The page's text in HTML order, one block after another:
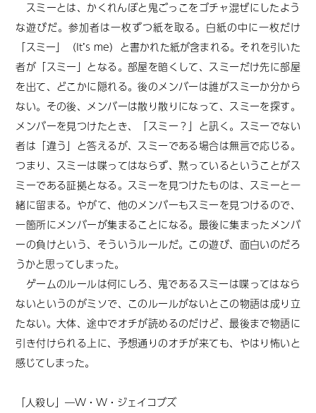
スミーとは、かくれんぼと鬼ごっこをゴチャ混ぜにしたよう
な遊びだ。参加者は一枚ずつ紙を取る。白紙の中に一枚だけ
「スミー」（It’s me）と書かれた紙が含まれる。それを引いた
者が「スミー」となる。部屋を暗くして、スミーだけ先に部屋
を出て、どこかに隠れる。後のメンバーは誰がスミーか分から
ない。その後、メンバーは散り散りになって、スミーを探す。
メンバーを見つけたとき、「スミー？」と訊く。スミーでない
者は「違う」と答えるが、スミーである場合は無言で応じる。
つまり、スミーは喋ってはならず、黙っているということがス
ミーである証拠となる。スミーを見つけたものは、スミーと一
緒に留まる。やがて、他のメンバーもスミーを見つけるので、
一箇所にメンバーが集まることになる。最後に集まったメンバ
ーの負けという、そういうルールだ。この遊び、面白いのだろ
うかと思ってしまった。
ゲームのルールは何にしろ、鬼であるスミーは喋ってはなら
ないというのがミソで、このルールがないとこの物語は成り立
たない。大体、途中でオチが読めるのだけど、最後まで物語に
引き付けられる上に、予想通りのオチが来ても、やはり怖いと
感じてしまった。
「人殺し」―W・W・ジェイコブズ